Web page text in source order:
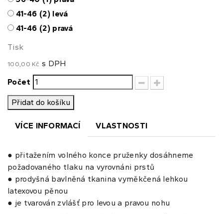
41-46 (2) levá
41-46 (2) pravá
Tisk
100,00 Kč s DPH
Počet
Přidat do košíku
VÍCE INFORMACÍ VLASTNOSTI
● přitažením volného konce pruženky dosáhneme
požadovaného tlaku na vyrovnáni prstů
● prodyšná bavlněná tkanina vyměkčená lehkou
latexovou pěnou
● je tvarován zvlášť pro levou a pravou nohu